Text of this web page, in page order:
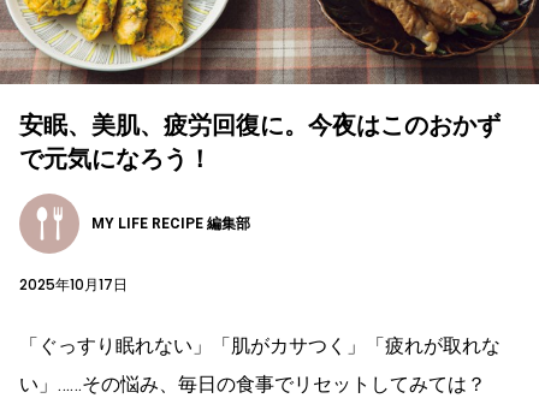
安眠、美肌、疲労回復に。今夜はこのおかず
で元気になろう！
MY LIFE RECIPE 編集部
2025年10月17日
「ぐっすり眠れない」「肌がカサつく」「疲れが取れな
い」……その悩み、毎日の食事でリセットしてみては？